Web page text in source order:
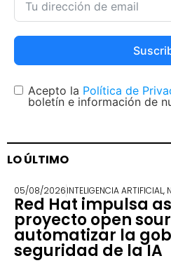
Acepto la Política de
boletín e información de
LO ÚLTIMO
05/08/2026INTELIGENCIA ARTIFICIAL,
Red Hat impulsa
proyecto open
automatizar la
seguridad de la IA